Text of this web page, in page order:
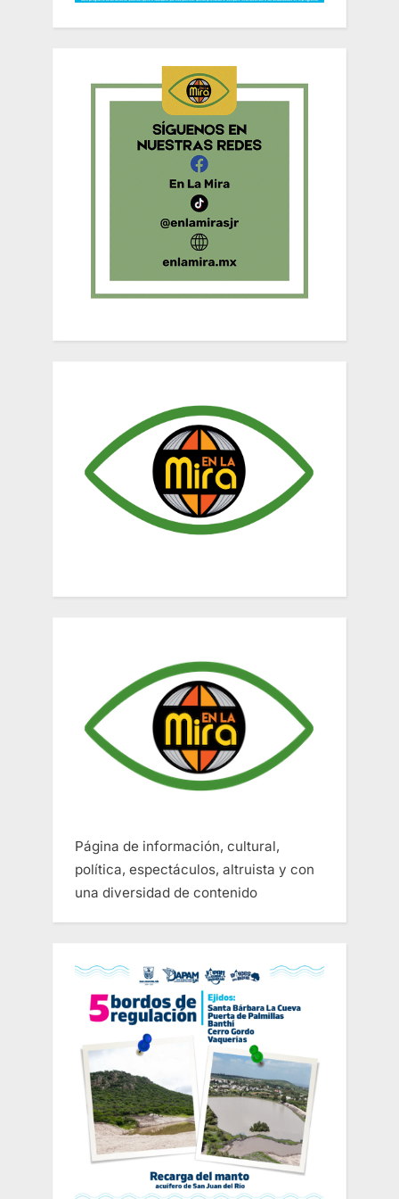
Página de información, cultural,
política, espectáculos, altruista y con
una diversidad de contenido